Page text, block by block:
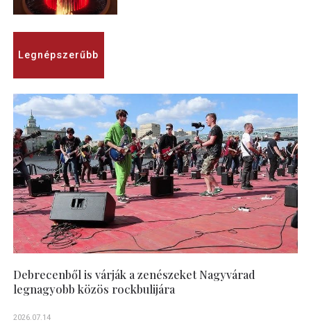
Legnépszerűbb
Debrecenből is várják a zenészeket Nagyvárad
legnagyobb közös rockbulijára
2026.07.14